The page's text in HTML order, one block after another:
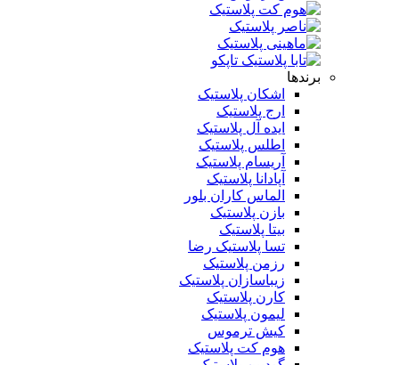
برندها
اشکان پلاستیک
ارج پلاستیک
ایده آل پلاستیک
اطلس پلاستیک
آریسام پلاستیک
آپادانا پلاستیک
الماس کاران بلور
بازن پلاستیک
بیتا پلاستیک
تسا پلاستیک رضا
رزمن پلاستیک
زیباسازان پلاستیک
کارن پلاستیک
لیمون پلاستیک
کیش ترموس
هوم کت پلاستیک